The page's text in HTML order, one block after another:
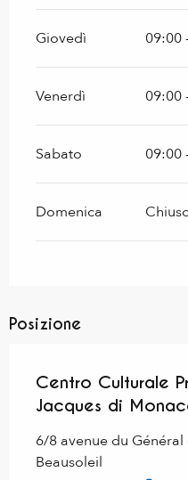
Giovedì 09:00
Venerdì 09:00
Sabato 09:00
Domenica
Posizione
Centro Culturale
Jacques di
6/8 avenue du
Beausoleil